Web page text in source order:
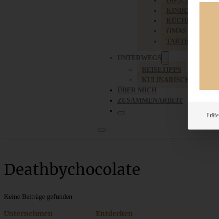
UNTERWEGS
REISETIPPS
KULINARISCH
ÜBER MICH
ZUSAMMENARBEIT
Deathbychocolate
Keine Beiträge gefunden
Unternehmen Entdecken